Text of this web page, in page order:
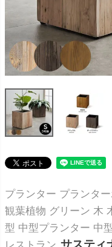
プランター プランタ
観葉植物 グリーン 木
型 中型プランター 中